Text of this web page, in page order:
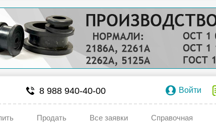
8 988 940-40-00 Войти
Продать Все заявки Справочная